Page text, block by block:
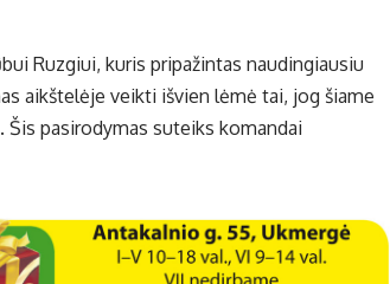
Ruzgiui, kuris pripažintas naudingiausiu
aikštelėje veikti išvien lėmė tai, jog šiame
pasirodymas suteiks komandai